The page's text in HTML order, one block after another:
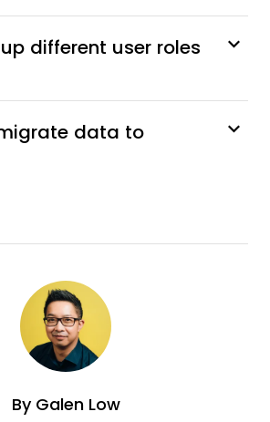
different user roles
data to
ByGalen Low